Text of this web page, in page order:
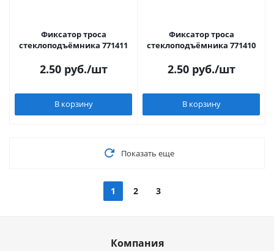
Фиксатор троса
стеклоподъёмника 771411
2.50руб./шт
В корзину
Фиксатор троса
стеклоподъёмника 771410
2.50руб./шт
В корзину
Показать еще
1 2 3
Компания